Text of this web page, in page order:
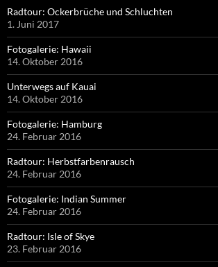
Radtour: Ockerbrüche und Schluchten
1. Juni 2017
Fotogalerie: Hawaii
14. Oktober 2016
Unterwegs auf Kauai
14. Oktober 2016
Fotogalerie: Hamburg
24. Februar 2016
Radtour: Herbstfarbenrausch
24. Februar 2016
Fotogalerie: Indian Summer
24. Februar 2016
Radtour: Isle of Skye
23. Februar 2016